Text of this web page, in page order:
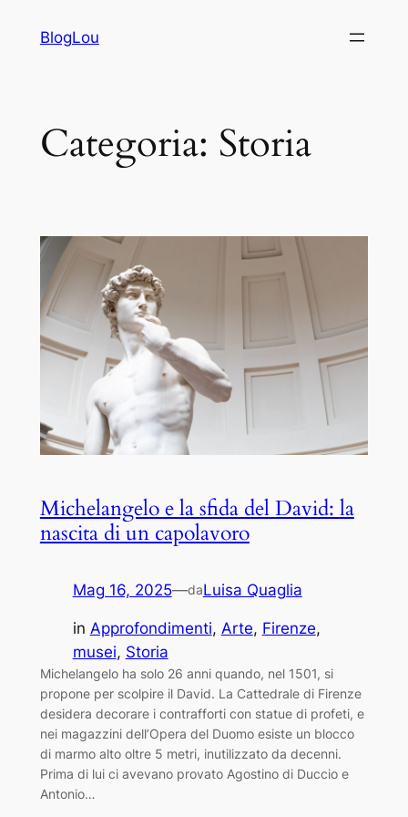
BlogLou
Categoria: Storia
Michelangelo e la sfida del David: la
nascita di un capolavoro
Mag 16, 2025—daLuisa Quaglia
in Approfondimenti, Arte, Firenze
musei, Storia
Michelangelo ha solo 26 anni quando, nel 1501, si
propone per scolpire il David. La Cattedrale di Firenze
desidera decorare i contrafforti con statue di profeti, e
nei magazzini dell’Opera del Duomo esiste un blocco
di marmo alto oltre 5 metri, inutilizzato da decenni.
Prima di lui ci avevano provato Agostino di Duccio e
Antonio…